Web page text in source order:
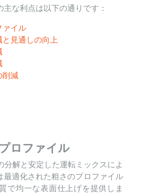
主な利点は以下の通りです：
ァイル
見通しの向上
削減
ロファイル
分解と安定した運転ミックスによ
最適化された粗さのプロファイル
で均一な表面仕上げを提供しま